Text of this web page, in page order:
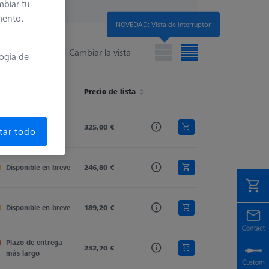
Cambiar la vista
Stylus Tip Material Shaft Material
Precio de lista
Tung. Carb.
Disponible 325,00 €
Si. Nitride Tung. Carb.
Disponible en breve 246,80 €
Si. Nitride Tung. Carb.
Disponible en breve 189,20 €
Si. Nitride Tung. Carb.
Plazo de entrega
más largo
232,70 €
NOVEDAD: Vista de interruptor
tu
de
todo